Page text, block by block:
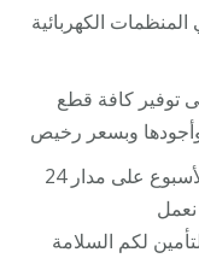
الكهربائية
توفير كافة قطع
وأجودها وبسعر رخيص
أسعارنا مناسبة وخدمتنا متاحة على مدار الأسبوع على مدار 24
لكم السلامة